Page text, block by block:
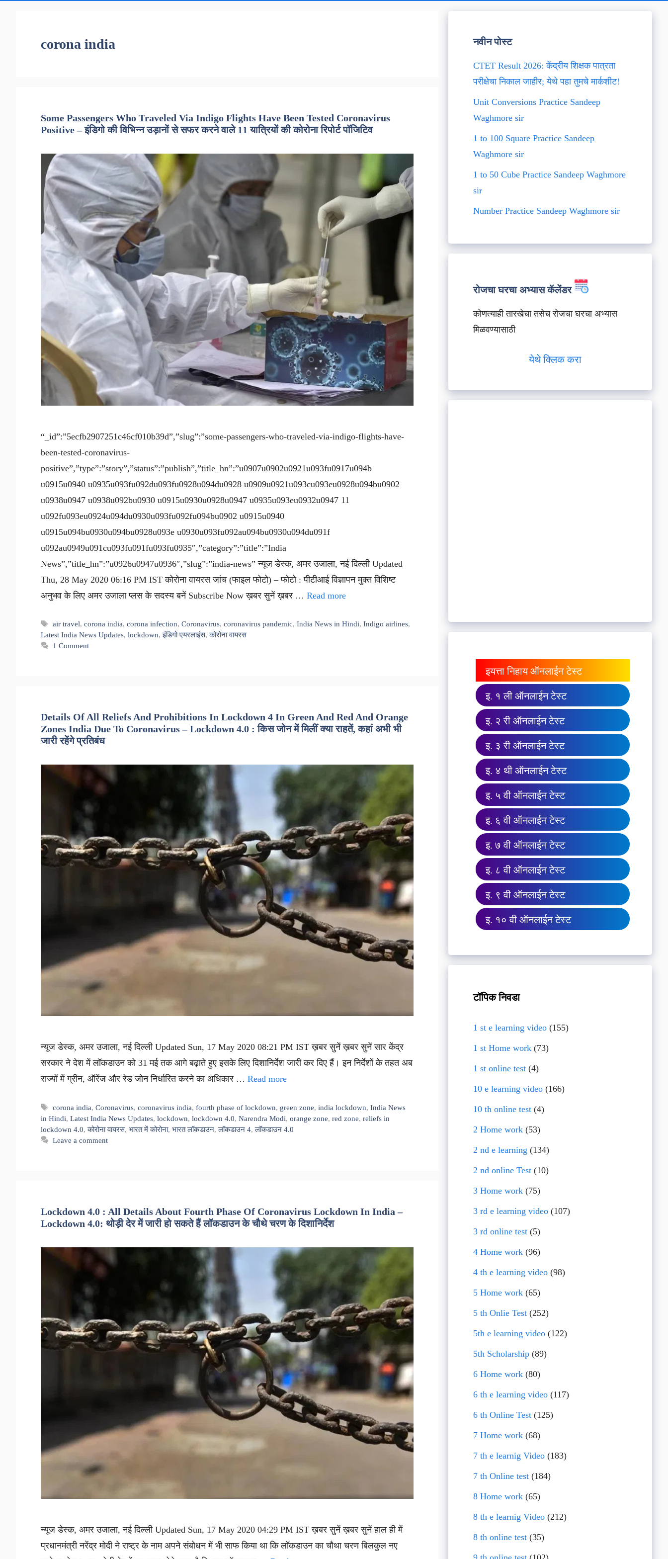
corona india
Some Passengers Who Traveled Via Indigo Flights Have Been Tested Coronavirus
Positive – इंडिगो की विभिन्न उड़ानों से सफर करने वाले 11 यात्रियों की कोरोना रिपोर्ट पॉजिटिव
“_id”:”5ecfb2907251c46cf010b39d”,”slug”:”some-passengers-who-traveled-via-indigo-flights-have-
been-tested-coronavirus-
positive”,”type”:”story”,”status”:”publish”,”title_hn”:”u0907u0902u0921u093fu0917u094b
u0915u0940 u0935u093fu092du093fu0928u094du0928 u0909u0921u093cu093eu0928u094bu0902
u0938u0947 u0938u092bu0930 u0915u0930u0928u0947 u0935u093eu0932u0947 11
u092fu093eu0924u094du0930u093fu092fu094bu0902 u0915u0940
u0915u094bu0930u094bu0928u093e u0930u093fu092au094bu0930u094du091f
u092au0949u091cu093fu091fu093fu0935″,”category”:”title”:”India
News”,”title_hn”:”u0926u0947u0936″,”slug”:”india-news” न्यूज डेस्क, अमर उजाला, नई दिल्ली Updated
Thu, 28 May 2020 06:16 PM IST कोरोना वायरस जांच (फाइल फोटो) – फोटो : पीटीआई विज्ञापन मुक्त विशिष्ट
अनुभव के लिए अमर उजाला प्लस के सदस्य बनें Subscribe Now ख़बर सुनें ख़बर … Read more
Tags
air travel,corona india,corona infection,Coronavirus,coronavirus pandemic,India News in Hindi,Indigo airlines,
Latest India News Updates, lockdown,इंडिगो एयरलाइंस,कोरोना वायरस
1 Comment
Details Of All Reliefs And Prohibitions In Lockdown 4 In Green And Red And Orange
Zones India Due To Coronavirus – Lockdown 4.0 : किस जोन में मिलीं क्या राहतें, कहां अभी भी
जारी रहेंगे प्रतिबंध
न्यूज डेस्क, अमर उजाला, नई दिल्ली Updated Sun, 17 May 2020 08:21 PM IST ख़बर सुनें ख़बर सुनें सार केंद्र
सरकार ने देश में लॉकडाउन को 31 मई तक आगे बढ़ाते हुए इसके लिए दिशानिर्देश जारी कर दिए हैं। इन निर्देशों के तहत अब
राज्यों में ग्रीन, ऑरेंज और रेड जोन निर्धारित करने का अधिकार … Read more
Tags
corona india,Coronavirus,coronavirus india,fourth phase of lockdown, green zone,india lockdown,India News
in Hindi, Latest India News Updates, lockdown, lockdown 4.0, Narendra Modi, orange zone, red zone, reliefs in
lockdown 4.0,कोरोना वायरस, भारत में कोरोना, भारत लॉकडाउन,लॉकडाउन 4,लॉकडाउन 4.0
Leave a comment
Lockdown 4.0 : All Details About Fourth Phase Of Coronavirus Lockdown In India –
Lockdown 4.0: थोड़ी देर में जारी हो सकते हैं लॉकडाउन के चौथे चरण के दिशानिर्देश
न्यूज डेस्क, अमर उजाला, नई दिल्ली Updated Sun, 17 May 2020 04:29 PM IST ख़बर सुनें ख़बर सुनें हाल ही में
प्रधानमंत्री नरेंद्र मोदी ने राष्ट्र के नाम अपने संबोधन में भी साफ किया था कि लॉकडाउन का चौथा चरण बिलकुल नए
नवीन पोस्ट
CTET Result 2026: केंद्रीय शिक्षक पात्रता
परीक्षेचा निकाल जाहीर; येथे पहा तुमचे मार्कशीट!
Unit Conversions Practice Sandeep
Waghmore sir
1 to 100 Square Practice Sandeep
Waghmore sir
1 to 50 Cube Practice Sandeep Waghmore
sir
Number Practice Sandeep Waghmore sir
रोजचा घरचा अभ्यास कॅलेंडर
कोणत्याही तारखेचा तसेच रोजचा घरचा अभ्यास
मिळवण्यासाठी
येथे क्लिक करा
इयत्ता निहाय ऑनलाईन टेस्ट
इ. १ ली ऑनलाईन टेस्ट
इ. २ री ऑनलाईन टेस्ट
इ. ३ री ऑनलाईन टेस्ट
इ. ४ थी ऑनलाईन टेस्ट
इ. ५ वी ऑनलाईन टेस्ट
इ. ६ वी ऑनलाईन टेस्ट
इ. ७ वी ऑनलाईन टेस्ट
इ. ८ वी ऑनलाईन टेस्ट
इ. ९ वी ऑनलाईन टेस्ट
इ. १० वी ऑनलाईन टेस्ट
टॉपिक निवडा
1 st e learning video(155)
1 st Home work(73)
1 st online test(4)
10 e learning video(166)
10 th online test(4)
2 Home work(53)
2 nd e learning (134)
2 nd online Test(10)
3 Home work(75)
3 rd e learning video(107)
3 rd online test(5)
4 Home work(96)
4 th e learning video(98)
5 Home work(65)
5 th Onlie Test(252)
5th e learning video(122)
5th Scholarship(89)
6 Home work(80)
6 th e learning video(117)
6 th Online Test(125)
7 Home work(68)
7 th e learnig Video(183)
7 th Online test(184)
8 Home work(65)
8 th e learnig Video(212)
8 th online test(35)